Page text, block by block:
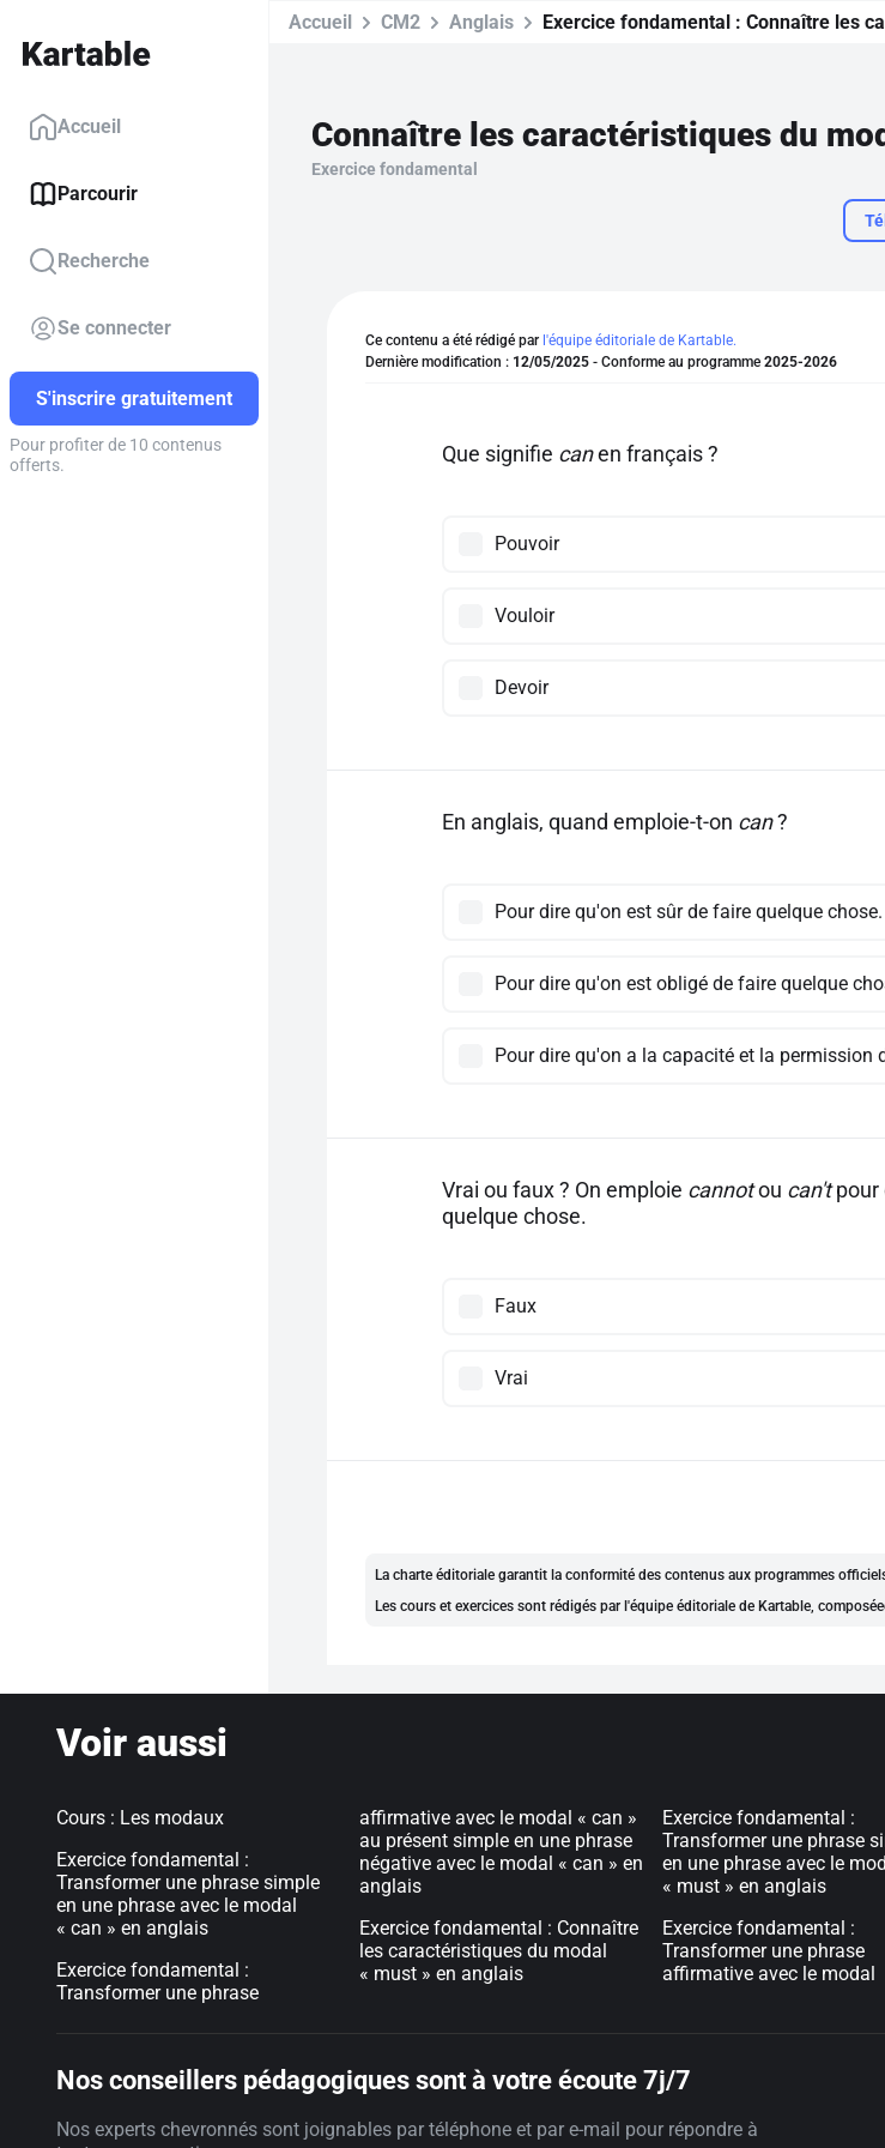
Accueil
Parcourir
Recherche
Se connecter
S'inscrire gratuitement
Pour profiter de 10 contenus
offerts.
Accueil CM2 Anglais Exercice fondamental : Connaître les
Connaître les caractéristiques du
Exercice fondamental
Ce contenu a été rédigé par l'équipe éditoriale de Kartable.
Dernière modification : 12/05/2025 - Conforme au programme 2025-2026
Que signifie canen français ?
Pouvoir
Vouloir
Devoir
En anglais, quand emploie-t-on can?
Pour dire qu'on est sûr de faire quelque chose.
Pour dire qu'on est obligé de faire quelque
Pour dire qu'on a la capacité et la permission
Vrai ou faux ? On emploie cannotou can'tpour
quelque chose.
Faux
Vrai
La charte éditoriale garantit la conformité des contenus aux programmes
Les cours et exercices sont rédigés par l'équipe éditoriale de Kartable,
Voir aussi
Cours : Les modaux
Exercice fondamental :
Transformer une phrase simple
en une phrase avec le modal
« can » en anglais
Exercice fondamental :
Transformer une phrase
affirmative avec le modal « can »
au présent simple en une phrase
négative avec le modal « can » en
anglais
Exercice fondamental : Connaître
les caractéristiques du modal
« must » en anglais
Exercice fondamental :
Transformer une phrase
en une phrase avec le
« must » en anglais
Exercice fondamental :
Transformer une phrase
affirmative avec le modal
Nos conseillers pédagogiques sont à votre écoute 7j/7
Nos experts chevronnés sont joignables par téléphone et par e-mail pour répondre à